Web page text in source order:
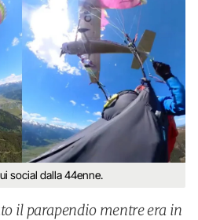
social dalla 44enne.
il parapendio mentre era in